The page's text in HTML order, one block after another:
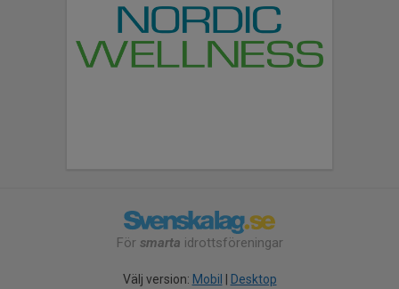
För smarta idrottsföreningar
Välj version: Mobil Desktop